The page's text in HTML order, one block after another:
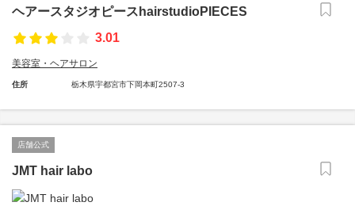
ヘアースタジオピースhairstudioPIECES
3.01
美容室・ヘアサロン
住所 栃木県宇都宮市下岡本町2507-3
店舗公式
JMT hair labo